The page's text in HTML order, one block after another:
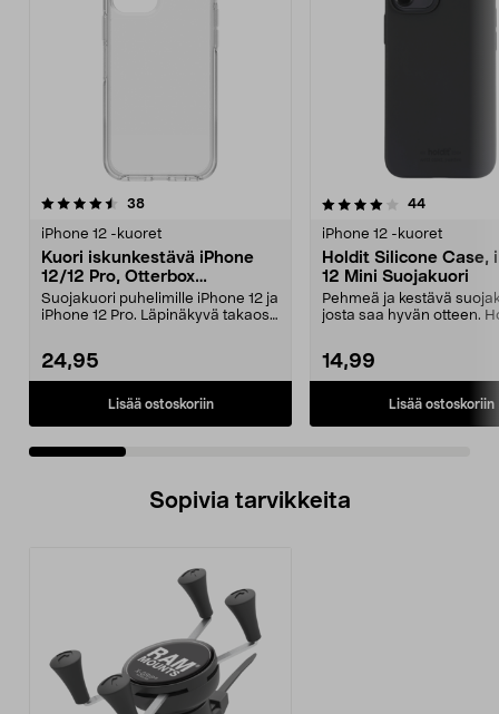
38arvostelut
iPhone 12 -kuoret
Kuori iskunkestävä iPhone
12/12 Pro, Otterbox
Symmetry
Suojakuori puhelimille iPhone 12 ja
iPhone 12 Pro. Läpinäkyvä takaosa
24,95
Lisää ostoskoriin
4.0 viidestä
44arvostelut
iPhone 12 -kuoret
Holdit Silicone Case,
12 Mini Suojakuori
Pehmeä ja kestävä
josta saa hyvän otteen.
14,99
Lisää ostoskoriin
4.5 viidestä
Sopivia tarvikkeita